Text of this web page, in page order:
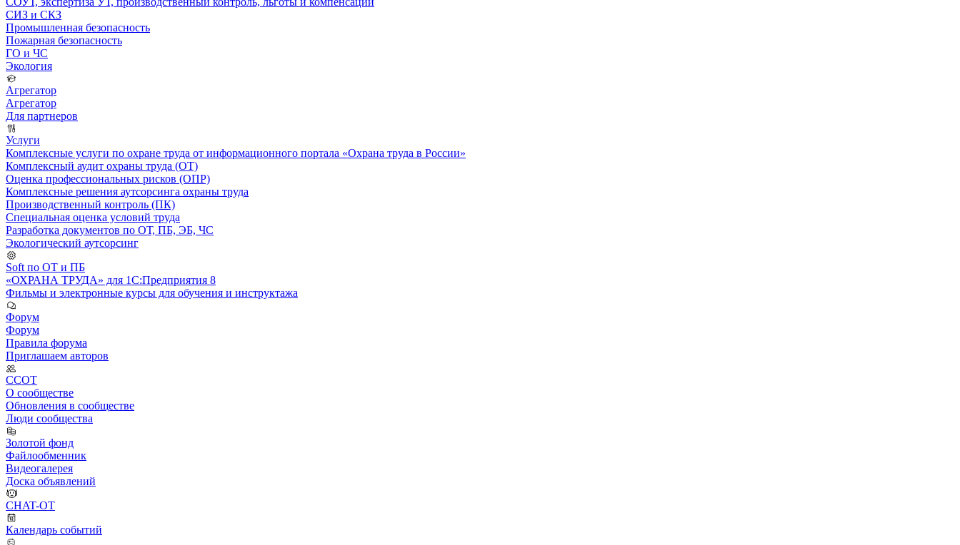
СИЗ и СКЗ
Промышленная безопасность
Пожарная безопасность
ГО и ЧС
Экология
Агрегатор
Агрегатор
Для партнеров
Услуги
Комплексные услуги по охране труда от информационного портала «Охрана труда в России»
Комплексный аудит охраны труда (ОТ)
Оценка профессиональных рисков (ОПР)
Комплексные решения аутсорсинга охраны труда
Производственный контроль (ПК)
Специальная оценка условий труда
Разработка документов по ОТ, ПБ, ЭБ, ЧС
Экологический аутсорсинг
Soft по ОТ и ПБ
«ОХРАНА ТРУДА» для 1С:Предприятия 8
Фильмы и электронные курсы для обучения и инструктажа
Форум
Форум
Правила форума
Приглашаем авторов
ССОТ
О сообществе
Обновления в сообществе
Люди сообщества
Золотой фонд
Файлообменник
Видеогалерея
Доска объявлений
CHAT-OT
Календарь событий